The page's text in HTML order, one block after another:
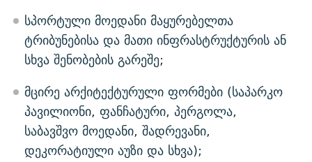
სპორტული მოედანი მაყურებელთა
ტრიბუნებისა და მათი ინფრასტრუქტურის ან
სხვა შენობების გარეშე;
მცირე არქიტექტურული ფორმები (საპარკო
პავილიონი, ფანჩატური, პერგოლა,
საბავშვო მოედანი, შადრევანი,
დეკორატიული აუზი და სხვა);